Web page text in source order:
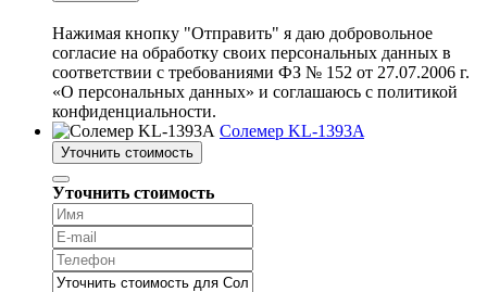
Нажимая кнопку "Отправить" я даю добровольное
согласие на обработку своих персональных данных в
соответствии с требованиями ФЗ № 152 от 27.07.2006 г.
«О персональных данных» и соглашаюсь с политикой
конфиденциальности.
Солемер KL-1393A
Уточнить стоимость
Уточнить стоимость